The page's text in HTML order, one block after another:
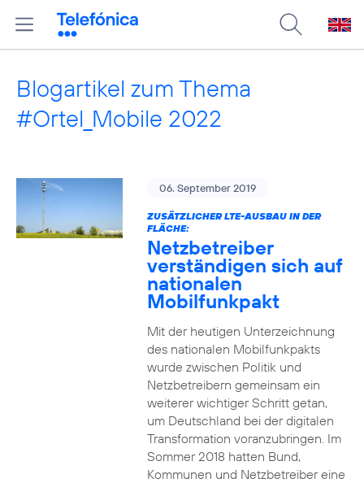
Blogartikel zum Thema
#Ortel_Mobile 2022
06. September 2019
ZUSÄTZLICHER LTE-AUSBAU IN DER
FLÄCHE:
Netzbetreiber
verständigen sich auf
nationalen
Mobilfunkpakt
Mit der heutigen Unterzeichnung
des nationalen Mobilfunkpakts
wurde zwischen Politik und
Netzbetreibern gemeinsam ein
weiterer wichtiger Schritt getan,
um Deutschland bei der digitalen
Transformation voranzubringen. Im
Sommer 2018 hatten Bund,
Kommunen und Netzbetreiber eine